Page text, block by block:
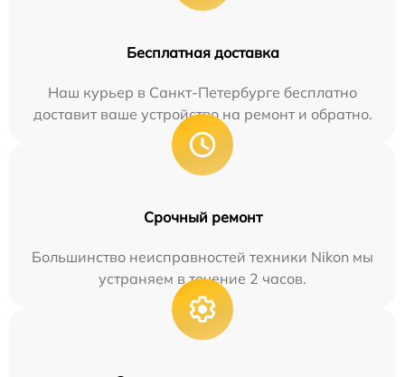
Бесплатная доставка
Наш курьер в Санкт-Петербурге бесплатно
доставит ваше устройство на ремонт и обратно.
Срочный ремонт
Большинство неисправностей техники Nikon мы
устраняем в течение 2 часов.